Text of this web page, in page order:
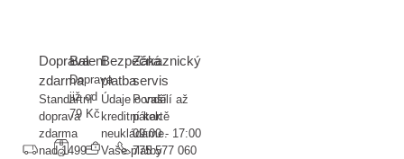
Doprava
zdarma
Standartní
doprava
zdarma
nad 1499
Balení
Doprava
již od
79 Kč
Bezpečná
platba
Údaje o vaší
kreditní kartě
neukládáme.
Vaše platby
Zákaznický
servis
Pondělí až
pátek
09:00 - 17:00
775 577 060